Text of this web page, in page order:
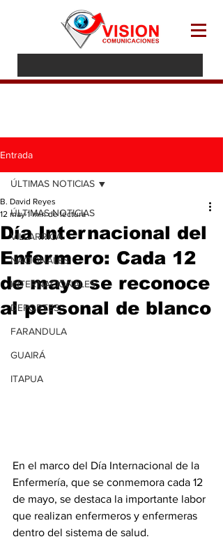
Entrada
ÚLTIMAS NOTICIAS
VILLARRICA
NACIONALES
INTERNACIONALES
DEPORTES
FARANDULA
GUAIRÁ
ITAPUA
ÚLTIMAS NOTICIAS
Día Internacional del
Enfermero: Cada 12
de mayo se reconoce
al personal de blanco
B. David Reyes
12 may 1 min de lectura
En el marco del Día Internacional de la
Enfermería, que se conmemora cada 12
de mayo, se destaca la importante labor
que realizan enfermeros y enfermeras
dentro del sistema de salud.